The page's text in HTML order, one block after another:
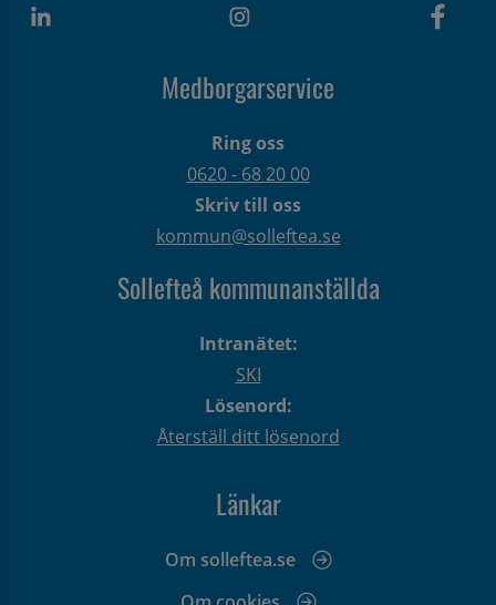
Medborgarservice
Ring oss
0620 - 68 20 00
Skriv till oss
kommun@solleftea.se
Sollefteå kommunanställda
Intranätet:
SKI
Lösenord:
Återställ ditt lösenord
Länkar
Om solleftea.se